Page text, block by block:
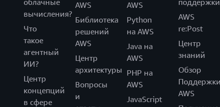
облачные
вычисления?
Что
такое
агентный
ИИ?
Центр
концепций
в сфере
AWS
Библиотека
решений
AWS
Центр
архитектуры
Вопросы
и
AWS
Python
на AWS
Java на
AWS
PHP на
AWS
JavaScript
поддержки
AWS
re:Post
Центр
знаний
Обзор
AWS